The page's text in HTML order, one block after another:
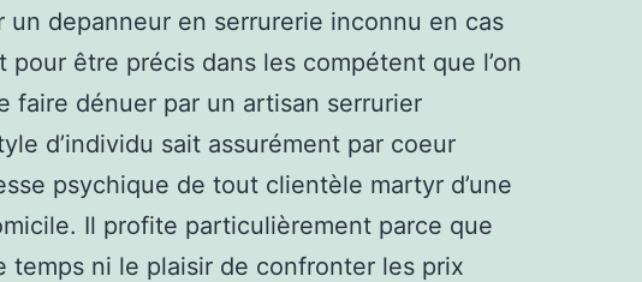
un depanneur en serrurerie inconnu en cas
pour être précis dans les compétent que l’on
faire dénuer par un artisan serrurier
d’individu sait assurément par coeur
psychique de tout clientèle martyr d’une
Il profite particulièrement parce que
temps ni le plaisir de confronter les prix